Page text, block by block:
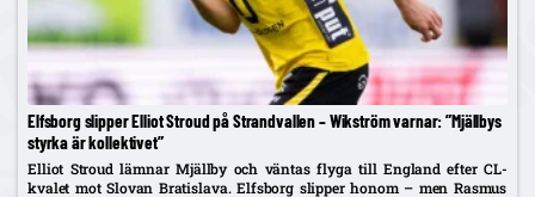
Elfsborg slipper Elliot Stroud på Strandvallen – Wikström varnar: ”Mjällbys
styrka är kollektivet”
Elliot Stroud lämnar Mjällby och väntas flyga till England efter CL-
kvalet mot Slovan Bratislava. Elfsborg slipper honom – men Rasmus